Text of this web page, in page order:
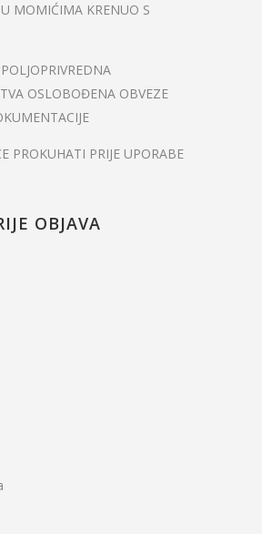
U MOMIĆIMA KRENUO S
OSLOBOĐENA OBVEZE
PROKUHATI PRIJE UPORABE
OBJAVA